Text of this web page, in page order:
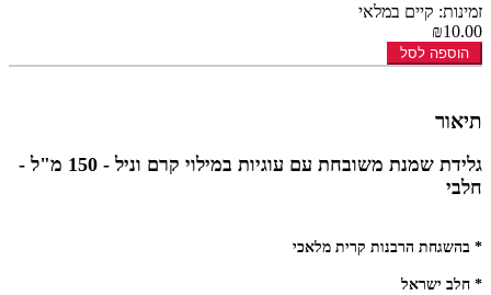
זמינות: קיים במלאי
₪10.00
הוספה לסל
תיאור
גלידת שמנת משובחת עם עוגיות במילוי קרם וניל - 150 מ"ל -
חלבי
* בהשגחת הרבנות קרית מלאכי
* חלב ישראל